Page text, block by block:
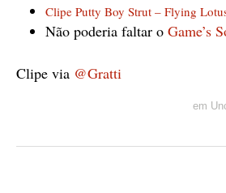
Clipe Putty Boy Strut – Flying
Não poderia faltar o Game’s
Clipe via @Gratti
em